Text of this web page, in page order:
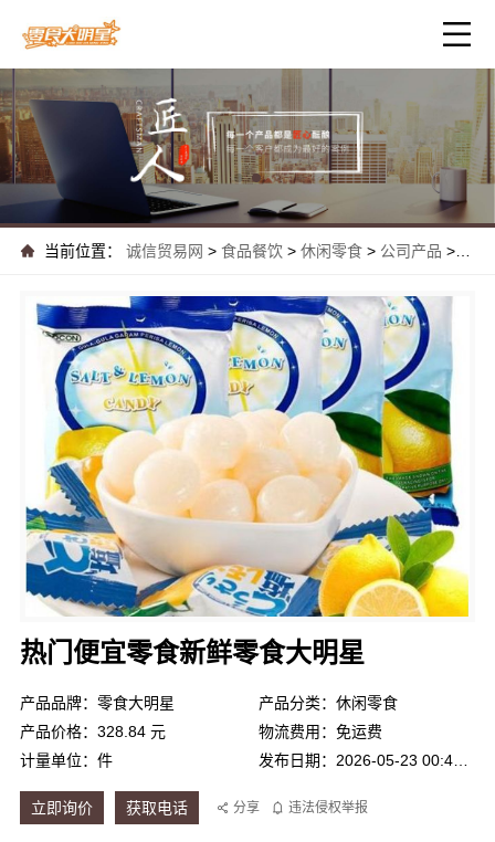
当前位置： 诚信贸易网> 食品餐饮 > 休闲零食> 公司产品 >
热门便宜零食新鲜零食大明星
产品品牌：零食大明星
产品分类：休闲零食
产品价格：328.84 元
物流费用：免运费
计量单位：件
立即询价 获取电话 分享 违法侵权举报